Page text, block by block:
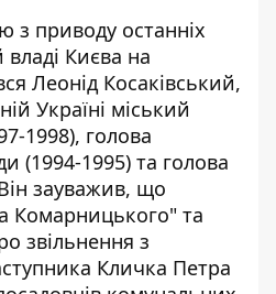
з приводу останніх
владі Києва на
Леонід Косаківський,
Україні міський
1998), голова
(1994-1995) та голова
зауважив, що
Комарницького" та
звільнення з
Кличка Петра